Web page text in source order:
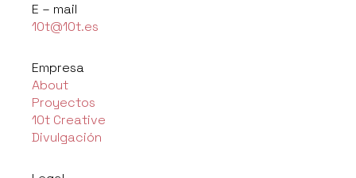
E – mail
10t@10t.es
Empresa
About
Proyectos
10t Creative
Divulgación